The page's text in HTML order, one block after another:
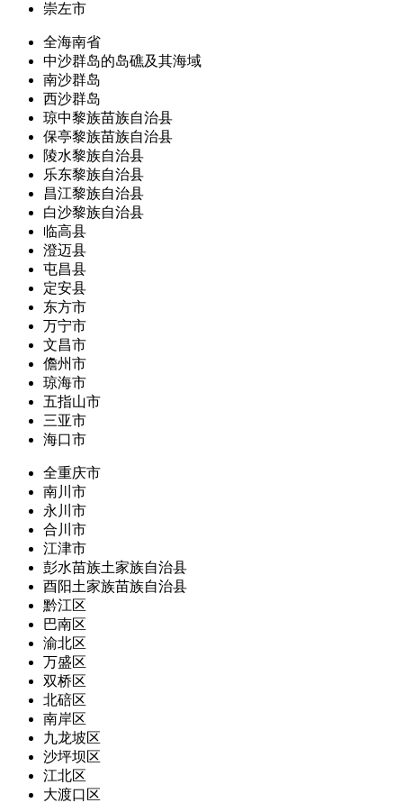
崇左市
全海南省
中沙群岛的岛礁及其海域
南沙群岛
西沙群岛
琼中黎族苗族自治县
保亭黎族苗族自治县
陵水黎族自治县
乐东黎族自治县
昌江黎族自治县
白沙黎族自治县
临高县
澄迈县
屯昌县
定安县
东方市
万宁市
文昌市
儋州市
琼海市
五指山市
三亚市
海口市
全重庆市
南川市
永川市
合川市
江津市
彭水苗族土家族自治县
酉阳土家族苗族自治县
黔江区
巴南区
渝北区
万盛区
双桥区
北碚区
南岸区
九龙坡区
沙坪坝区
江北区
大渡口区